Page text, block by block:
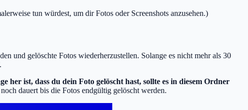
tun würdest, um dir Fotos oder Screenshots anzusehen.)
und gelöschte Fotos wiederherzustellen. Solange es nicht mehr als 30
.
her ist, dass du dein Foto gelöscht hast, sollte es in diesem Ordner
dauert bis die Fotos endgültig gelöscht werden.